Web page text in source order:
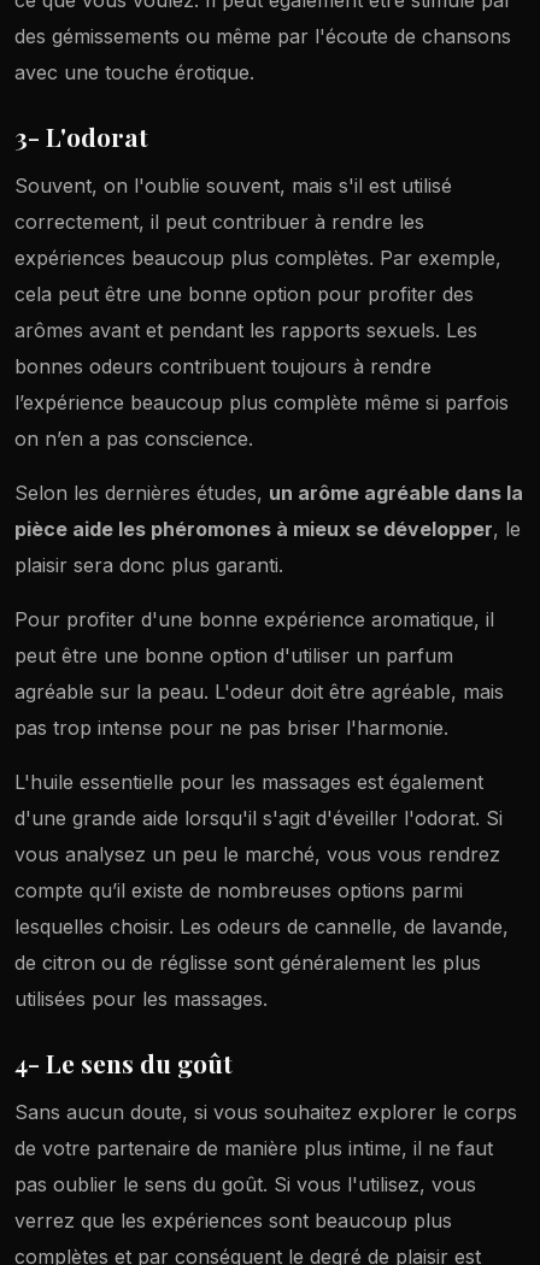
des gémissements ou même par l'écoute de chansons
avec une touche érotique.
3- L'odorat
Souvent, on l'oublie souvent, mais s'il est utilisé
correctement, il peut contribuer à rendre les
expériences beaucoup plus complètes. Par exemple,
cela peut être une bonne option pour profiter des
arômes avant et pendant les rapports sexuels. Les
bonnes odeurs contribuent toujours à rendre
l’expérience beaucoup plus complète même si parfois
on n’en a pas conscience.
Selon les dernières études, un arôme agréable dans la
pièce aide les phéromones à mieux se développer, le
plaisir sera donc plus garanti.
Pour profiter d'une bonne expérience aromatique, il
peut être une bonne option d'utiliser un parfum
agréable sur la peau. L'odeur doit être agréable, mais
pas trop intense pour ne pas briser l'harmonie.
L'huile essentielle pour les massages est également
d'une grande aide lorsqu'il s'agit d'éveiller l'odorat. Si
vous analysez un peu le marché, vous vous rendrez
compte qu’il existe de nombreuses options parmi
lesquelles choisir. Les odeurs de cannelle, de lavande,
de citron ou de réglisse sont généralement les plus
utilisées pour les massages.
4- Le sens du goût
Sans aucun doute, si vous souhaitez explorer le corps
de votre partenaire de manière plus intime, il ne faut
pas oublier le sens du goût. Si vous l'utilisez, vous
verrez que les expériences sont beaucoup plus
complètes et par conséquent le degré de plaisir est